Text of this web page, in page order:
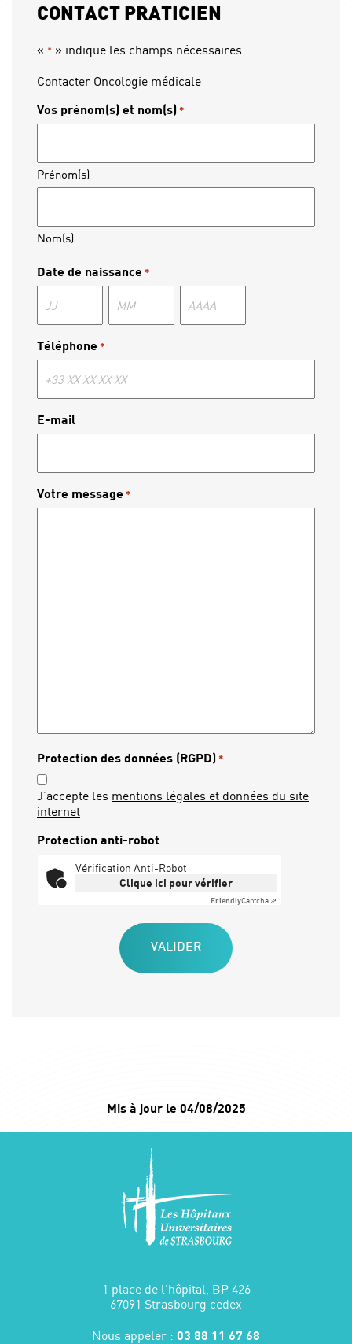
CONTACT PRATICIEN
« * » indique les champs nécessaires
Contacter Oncologie médicale
Vos prénom(s) et nom(s) *
Prénom(s)
Nom(s)
Date de naissance *
Jour Mois Année
Téléphone *
E-mail
Votre message *
Protection des données (RGPD) *
J’accepte les mentions légales et données du site
internet
Protection anti-robot
Vérification Anti-Robot
Clique ici pour vérifier
FriendlyCaptcha ⇗
Mis à jour le 04/08/2025
1 place de l'hôpital, BP 426
67091 Strasbourg cedex
Nous appeler : 03 88 11 67 68